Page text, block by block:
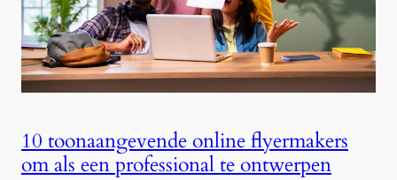
10 toonaangevende online flyermakers
om als een professional te ontwerpen